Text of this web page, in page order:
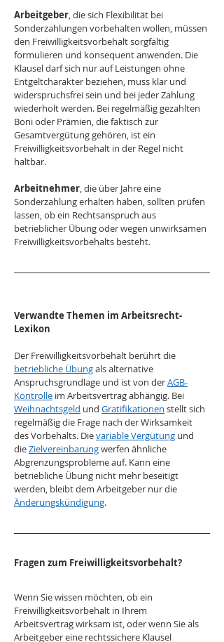
Arbeitgeber, die sich Flexibilität bei
Sonderzahlungen vorbehalten wollen, müssen
den Freiwilligkeitsvorbehalt sorgfältig
formulieren und konsequent anwenden. Die
Klausel darf sich nur auf Leistungen ohne
Entgeltcharakter beziehen, muss klar und
widerspruchsfrei sein und bei jeder Zahlung
wiederholt werden. Bei regelmäßig gezahlten
Boni oder Prämien, die faktisch zur
Gesamtvergütung gehören, ist ein
Freiwilligkeitsvorbehalt in der Regel nicht
haltbar.
Arbeitnehmer, die über Jahre eine
Sonderzahlung erhalten haben, sollten prüfen
lassen, ob ein Rechtsanspruch aus
betrieblicher Übung oder wegen unwirksamen
Freiwilligkeitsvorbehalts besteht.
Verwandte Themen im Arbeitsrecht-
Lexikon
Der Freiwilligkeitsvorbehalt berührt die
betriebliche Übung als alternative
Anspruchsgrundlage und ist von der AGB-
Kontrolle im Arbeitsvertrag abhängig. Bei
Weihnachtsgeld und Gratifikationen stellt sich
regelmäßig die Frage nach der Wirksamkeit
des Vorbehalts. Die variable Vergütung und
die Zielvereinbarung werfen ähnliche
Abgrenzungsprobleme auf. Kann eine
betriebliche Übung nicht mehr beseitigt
werden, bleibt dem Arbeitgeber nur die
Änderungskündigung.
Fragen zum Freiwilligkeitsvorbehalt?
Wenn Sie wissen möchten, ob ein
Freiwilligkeitsvorbehalt in Ihrem
Arbeitsvertrag wirksam ist, oder wenn Sie als
Arbeitgeber eine rechtssichere Klausel